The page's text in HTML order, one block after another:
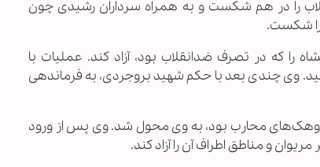
را در هم شکست و به همراه سرداران رشیدی چون
را شکست.
- کرمانشاه را که در تصرف ضدانقلاب بود، آزاد کند. عملیات با
وی چندی بعد با حکم شهید بروجردی، به فرماندهی
تصرف گروهک‌های محارب بود، به وی محول شد. وی پس از ورود
و مناطق اطراف آن را آزاد کند.